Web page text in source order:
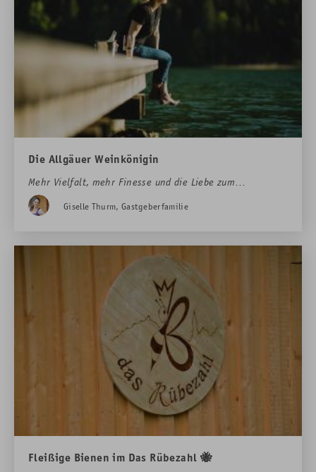
Die Allgäuer Weinkönigin
Mehr Vielfalt, mehr Finesse und die Liebe zum
Chardonnay: Rübezahl-Sommelière Caroline Zuber
begeistert mit ihrer Weinauswahl vinophile
gleichermaßen. Um immer wieder neue Schätze für den
Keller zu finden, fährt sie aber nicht nur nach Bordeaux
oder auf Messen – sondern auch zu Weinscout Markus ins
Giselle Thurm, Gastgeberfamilie
Fleißige Bienen im Das Rübezahl 🐝